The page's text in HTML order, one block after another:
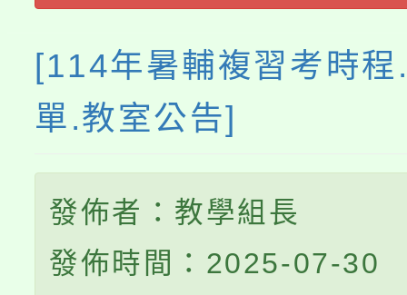
[114年暑輔複習考時
單.教室公告]
發佈者：教學組長
發佈時間：2025-07-30